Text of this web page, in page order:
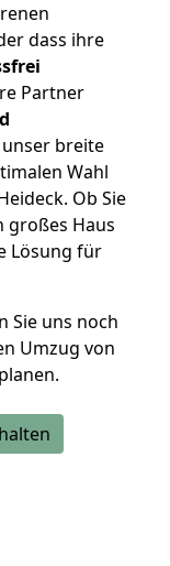
dass ihre
Partner
breite
Wahl
Ob Sie
großes Haus
Lösung für
Sie uns noch
Umzug von